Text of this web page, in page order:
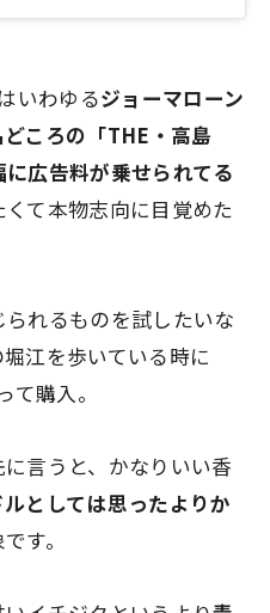
いわゆるジョーマローン
ころの「THE・高島
広告料が乗せられてる
て本物志向に目覚めた
れるものを試したいな
江を歩いている時に
て購入。
言うと、かなりいい香
としては思ったよりか
す。